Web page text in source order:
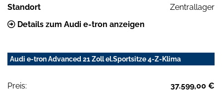
Standort
Zentrallager
Details zum Audi e-tron anzeigen
Audi e-tron Advanced 21 Zoll el.Sportsitze 4-Z-Klima
Preis:
37.599,00 €